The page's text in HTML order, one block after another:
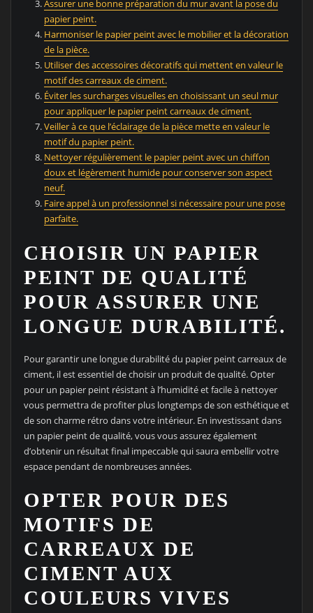
Assurer une bonne préparation du mur avant la pose du
papier peint.
Harmoniser le papier peint avec le mobilier et la décoration
de la pièce.
Utiliser des accessoires décoratifs qui mettent en valeur le
motif des carreaux de ciment.
Éviter les surcharges visuelles en choisissant un seul mur
pour appliquer le papier peint carreaux de ciment.
Veiller à ce que l’éclairage de la pièce mette en valeur le
motif du papier peint.
Nettoyer régulièrement le papier peint avec un chiffon
doux et légèrement humide pour conserver son aspect
neuf.
Faire appel à un professionnel si nécessaire pour une pose
parfaite.
CHOISIR UN PAPIER
PEINT DE QUALITÉ
POUR ASSURER UNE
LONGUE DURABILITÉ.
Pour garantir une longue durabilité du papier peint carreaux de
ciment, il est essentiel de choisir un produit de qualité. Opter
pour un papier peint résistant à l’humidité et facile à nettoyer
vous permettra de profiter plus longtemps de son esthétique et
de son charme rétro dans votre intérieur. En investissant dans
un papier peint de qualité, vous vous assurez également
d’obtenir un résultat final impeccable qui saura embellir votre
espace pendant de nombreuses années.
OPTER POUR DES
MOTIFS DE
CARREAUX DE
CIMENT AUX
COULEURS VIVES